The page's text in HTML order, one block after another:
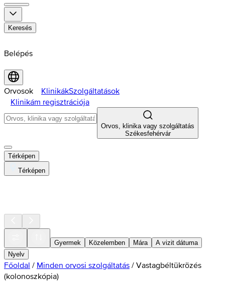
Keresés
Belépés
Orvosok KlinikákSzolgáltatások
Klinikám regisztrációja
Orvos, klinika vagy szolgáltatás
Székesfehérvár
Térképen
Térképen
Gyermek Közelemben Mára
A vizit dátuma
Nyelv
Főoldal / Minden orvosi szolgáltatás / Vastagbéltükrözés
(kolonoszkópia)